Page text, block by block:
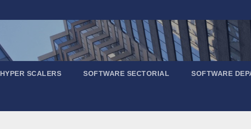
HYPER SCALERS SOFTWARE SECTORIAL SOFTWARE